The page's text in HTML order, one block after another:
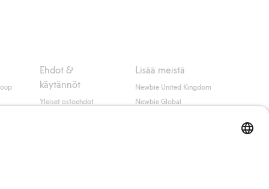
Ehdot &
käytännöt
Yleiset ostoehdot
Lisää meistä
Newbie United Kingdom
Newbie Global